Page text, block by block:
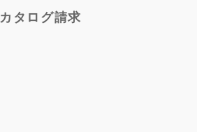
カタログ請求